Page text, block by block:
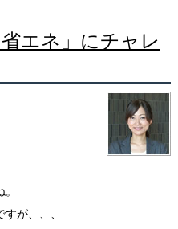
エネ」にチャレ
が、、、